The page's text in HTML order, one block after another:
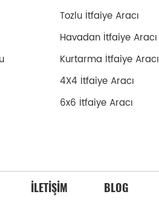
Tozlu İtfaiye Aracı
Havadan İtfaiye Aracı
Kurtarma İtfaiye Aracı
4X4 İtfaiye Aracı
6x6 İtfaiye Aracı
İLETIŞIM
BLOG